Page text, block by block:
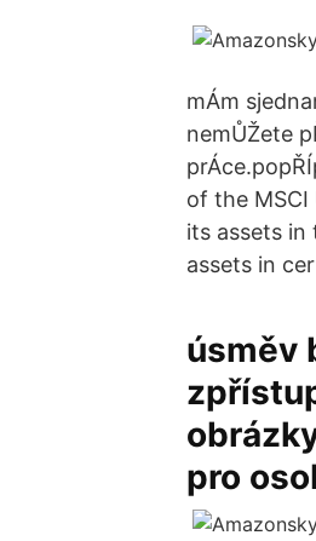
mÁm
nemŮŽete
of the MSCI
its assets
assets in
úsměv
pro